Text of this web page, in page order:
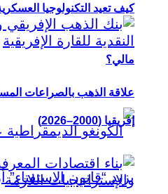
كيف تعيد التكنولوجيا
مالي؟
علاقة الذهب بالصراعات
إفريقيا (2000–2026)